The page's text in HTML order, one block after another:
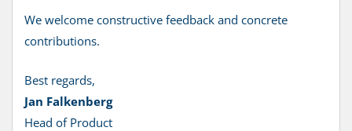
We welcome constructive feedback and concrete
contributions.
Best regards,
Jan Falkenberg
Head of Product